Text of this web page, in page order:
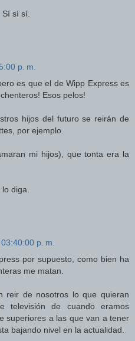
Sí sí sí.
p. m.
es que el de Wipp Express es
Esos pelos!
hijos del futuro se reirán de
por ejemplo.
mi hijos), que tonta era la
diga.
p. m.
por supuesto, como bien ha
me matan.
reir de nosotros lo que quieran
televisión de cuando eramos
superiores a las que van a tener
bajando nivel en la actualidad.